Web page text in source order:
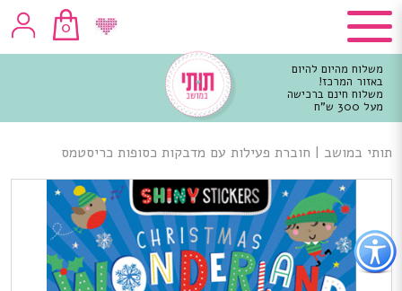
כפתור
לפתיחת
תפריט
נגישות
0
משלוח מהיום להיום
באזור המרכז!
משלוח חינם ברכישה
מעל 300 ש"ח
מרכזי
תותי במושב | חוברת פעילות עם מדבקות כסופות כריסטמס